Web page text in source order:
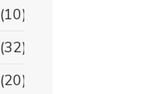
(10)
(32)
(20)